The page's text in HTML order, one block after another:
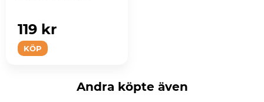
KÖP
119 kr
Andra köpte även